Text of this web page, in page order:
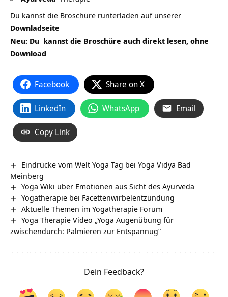
Du kannst die Broschüre runterladen auf unserer
Downladseite
Neu: Du kannst die Broschüre auch direkt lesen, ohne
Download
Facebook Share on X
LinkedIn WhatsApp Email
Copy Link
Eindrücke vom Welt Yoga Tag bei Yoga Vidya Bad
Meinberg
Yoga Wiki über Emotionen aus Sicht des Ayurveda
Yogatherapie bei Facettenwirbelentzündung
Aktuelle Themen im Yogatherapie Forum
Yoga Therapie Video „Yoga Augenübung für
zwischendurch: Palmieren zur Entspannug“
Dein Feedback?